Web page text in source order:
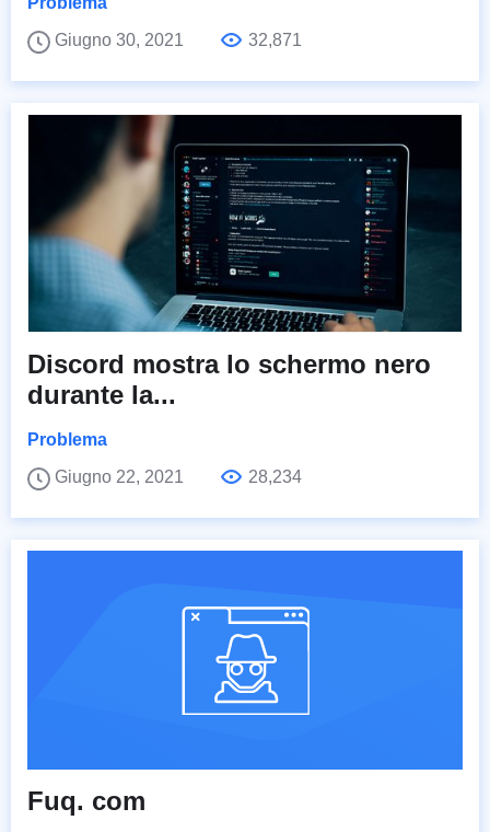
Giugno 30, 2021
32,871
Discord mostra lo schermo nero
durante la...
Problema
Giugno 22, 2021
28,234
Fuq. com